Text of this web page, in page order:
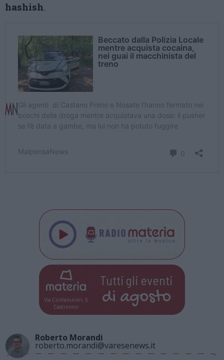
hashish.
Via Confalonieri, 5
Castronno
Tutti gli eventi
di agosto
Roberto Morandi
roberto.morandi@varesenews.it